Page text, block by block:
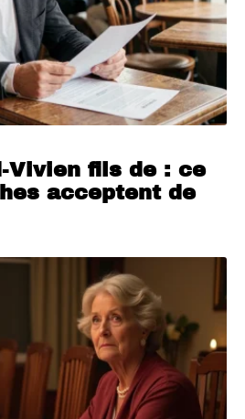
Vivien fils de : ce
acceptent de